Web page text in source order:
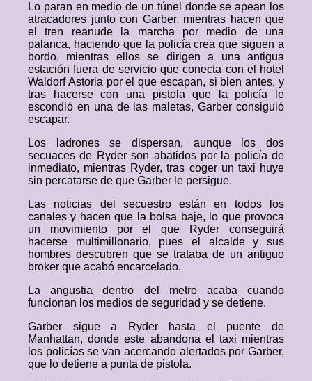
Lo paran en medio de un túnel donde se apean los
atracadores junto con Garber, mientras hacen que
el tren reanude la marcha por medio de una
palanca, haciendo que la policía crea que siguen a
bordo, mientras ellos se dirigen a una antigua
estación fuera de servicio que conecta con el hotel
Waldorf Astoria por el que escapan, si bien antes, y
tras hacerse con una pistola que la policía le
escondió en una de las maletas, Garber consiguió
escapar.
Los ladrones se dispersan, aunque los dos
secuaces de Ryder son abatidos por la policía de
inmediato, mientras Ryder, tras coger un taxi huye
sin percatarse de que Garber le persigue.
Las noticias del secuestro están en todos los
canales y hacen que la bolsa baje, lo que provoca
un movimiento por el que Ryder conseguirá
hacerse multimillonario, pues el alcalde y sus
hombres descubren que se trataba de un antiguo
broker que acabó encarcelado.
La angustia dentro del metro acaba cuando
funcionan los medios de seguridad y se detiene.
Garber sigue a Ryder hasta el puente de
Manhattan, donde este abandona el taxi mientras
los policías se van acercando alertados por Garber,
que lo detiene a punta de pistola.